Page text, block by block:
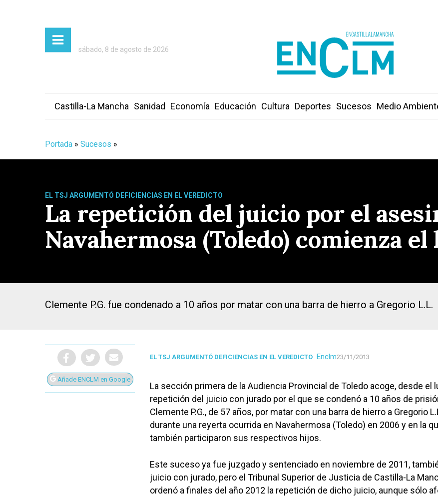
Presiona Intro para buscar o ESC para cerrar
sábado, 8 de agosto de 2026
Castilla-La Mancha Sanidad Economía Educación Cultura Deportes Sucesos Medio
Portada » Sucesos »
EL TSJ ARGUMENTÓ DEFICIENCIAS EN EL VEREDICTO
La repetición del juicio por el
Navahermosa (Toledo) comienza el
Clemente P.G. fue condenado a 10 años por matar con una barra de hierro a Gregorio L.L.
Añade ENCLM en Google
EL TSJ ARGUMENTÓ DEFICIENCIAS EN EL VEREDICTO Enclm23/11/2013
La sección primera de la Audiencia Provincial de Toledo acoge, desde el
repetición del juicio con jurado por el que se condenó a 10 años de
Clemente P.G., de 57 años, por matar con una barra de hierro a Gregorio
durante una reyerta ocurrida en Navahermosa (Toledo) en 2006 y en la
también participaron sus respectivos hijos.
Este suceso ya fue juzgado y sentenciado en noviembre de 2011,
juicio con jurado, pero el Tribunal Superior de Justicia de Castilla-La
ordenó a finales del año 2012 la repetición de dicho juicio, aunque sólo